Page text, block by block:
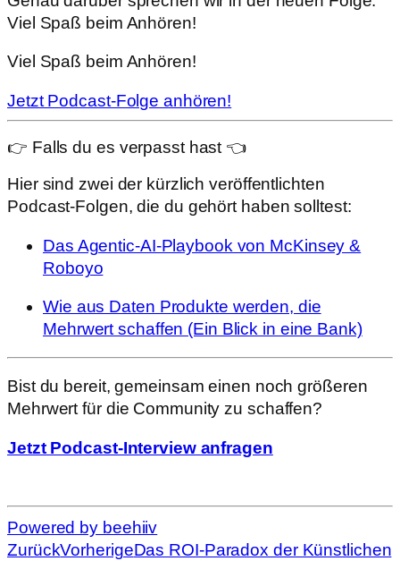
Viel Spaß beim Anhören!
Viel Spaß beim Anhören!
Jetzt Podcast-Folge anhören!
👉 Falls du es verpasst hast 👈
Hier sind zwei der kürzlich veröffentlichten
Podcast-Folgen, die du gehört haben solltest:
Das Agentic-AI-Playbook von McKinsey &
Roboyo
Wie aus Daten Produkte werden, die
Mehrwert schaffen (Ein Blick in eine Bank)
Bist du bereit, gemeinsam einen noch größeren
Mehrwert für die Community zu schaffen?
Jetzt Podcast-Interview anfragen
Powered by beehiiv
ZurückVorherigeDas ROI-Paradox der Künstlichen